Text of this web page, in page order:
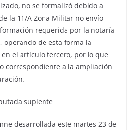
no se formalizó debido a
la 11/A Zona Militar no envío
requerida por la notaría
operando de esta forma la
el artículo tercero, por lo que
correspondiente a la ampliación
suplente
desarrollada este martes 23 de